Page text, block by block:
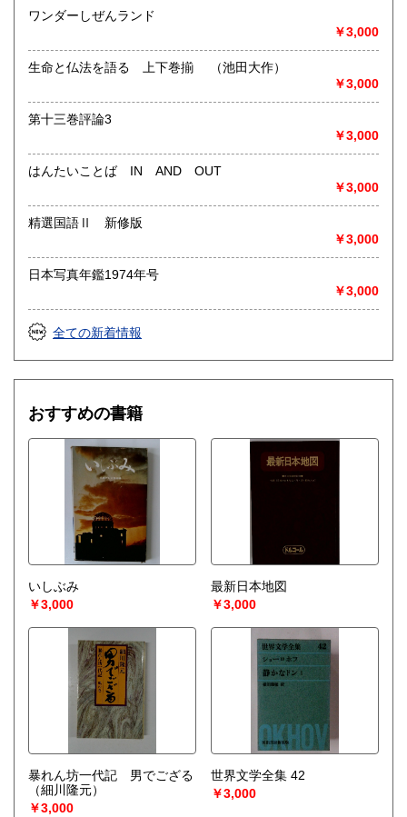
ワンダーしぜんランド
￥3,000
生命と仏法を語る 上下巻揃 （池田大作）
￥3,000
第十三巻評論3
￥3,000
はんたいことば IN AND OUT
￥3,000
精選国語Ⅱ 新修版
￥3,000
日本写真年鑑1974年号
￥3,000
全ての新着情報
おすすめの書籍
いしぶみ
￥3,000
最新日本地図
￥3,000
暴れん坊一代記 男でござる
（細川隆元）
￥3,000
世界文学全集 42
￥3,000